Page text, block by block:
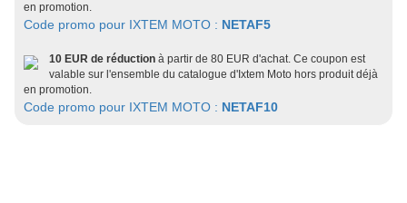
en promotion.
Code promo pour IXTEM MOTO : NETAF5
10 EUR de réduction à partir de 80 EUR d'achat. Ce coupon est
valable sur l'ensemble du catalogue d'Ixtem Moto hors produit déjà
en promotion.
Code promo pour IXTEM MOTO : NETAF10